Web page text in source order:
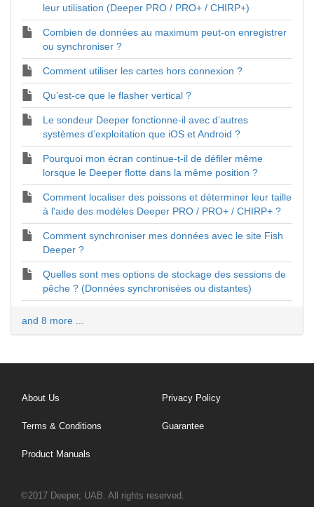
leur utilisation (Deeper PRO / PRO+ / CHIRP+)
Combien de données au maximum peut-on enregistrer
ou synchroniser ?
Comment utiliser les cartes hors connexion ?
Qu’est-ce que le flasher vertical ?
Le sondeur Deeper fonctionne-il avec d’autres
systèmes d’exploitation que iOS et Android ?
Pourquoi mon écran continue-t-il de défiler même
lorsque le Deeper flotte dans la même position ?
Comment localiser des poissons et déterminer leur taille
à l'aide des modèles Deeper PRO / PRO+ / CHIRP+ ?
Comment synchroniser mes données avec le site Fish
Deeper ?
Quelles sont mes options de stockage des sessions de
pêche ? (Données synchronisées ou distantes)
and 8 more ...
About Us Privacy Policy
Terms & Conditions Guarantee
Product Manuals
©2017 Deeper, UAB. All rights reserved.